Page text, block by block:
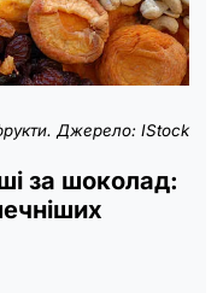
Джерело: IStock
за шоколад: